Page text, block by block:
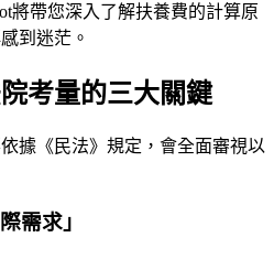
將帶您深入了解扶養費的計算原
到迷茫。
考量的三大關鍵
據《民法》規定，會全面審視以
需求」